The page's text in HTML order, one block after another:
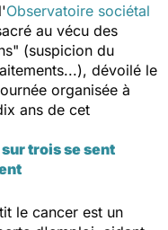
Observatoire sociétal
au vécu des
" (suspicion du
dévoilé le
organisée à
ans de cet
trois se sent
le cancer est un